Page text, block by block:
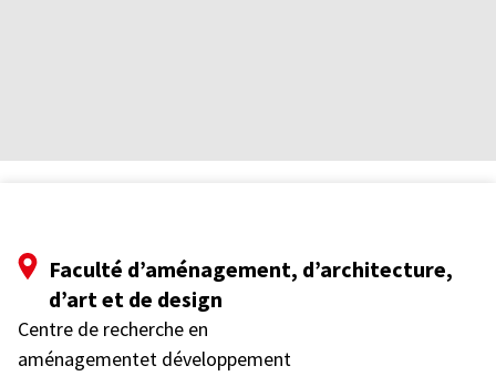
Faculté d’aménagement, d’architecture,
d’art et de design
Centre de recherche en
aménagementet développement